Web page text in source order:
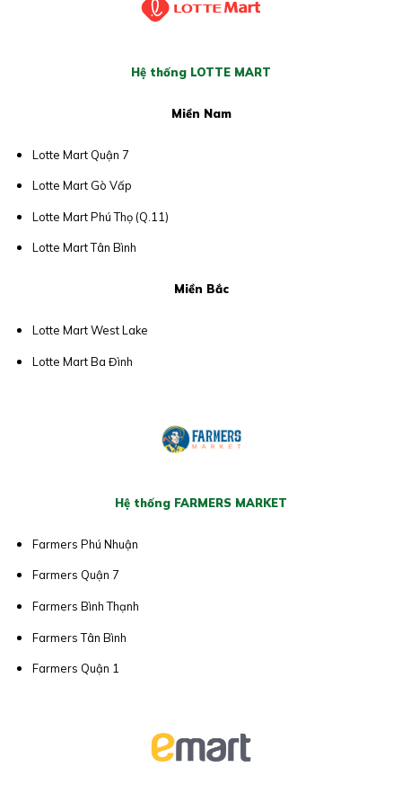
Hệ thống LOTTE MART
Miền Nam
Lotte Mart Quận 7
Lotte Mart Gò Vấp
Lotte Mart Phú Thọ (Q.11)
Lotte Mart Tân Bình
Miền Bắc
Lotte Mart West Lake
Lotte Mart Ba Đình
Hệ thống FARMERS MARKET
Farmers Phú Nhuận
Farmers Quận 7
Farmers Bình Thạnh
Farmers Tân Bình
Farmers Quận 1